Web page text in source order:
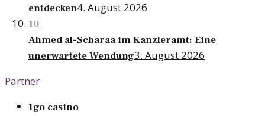
entdecken4. August 2026
10
Ahmed al-Scharaa im Kanzleramt: Eine
unerwartete Wendung3. August 2026
Partner
1go casino